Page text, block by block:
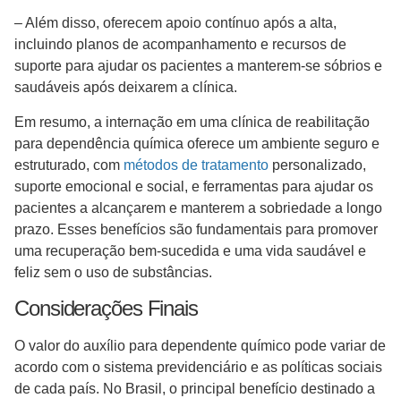
– Além disso, oferecem apoio contínuo após a alta,
incluindo planos de acompanhamento e recursos de
suporte para ajudar os pacientes a manterem-se sóbrios e
saudáveis após deixarem a clínica.
Em resumo, a internação em uma clínica de reabilitação
para dependência química oferece um ambiente seguro e
estruturado, com métodos de tratamento personalizado,
suporte emocional e social, e ferramentas para ajudar os
pacientes a alcançarem e manterem a sobriedade a longo
prazo. Esses benefícios são fundamentais para promover
uma recuperação bem-sucedida e uma vida saudável e
feliz sem o uso de substâncias.
Considerações Finais
O valor do auxílio para dependente químico pode variar de
acordo com o sistema previdenciário e as políticas sociais
de cada país. No Brasil, o principal benefício destinado a